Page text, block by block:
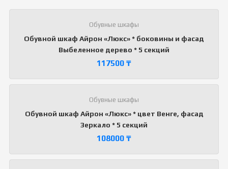
Обувные шкафы
Обувной шкаф Айрон «Люкс» * боковины и фасад
Выбеленное дерево * 5 секций
117500 ₸
Обувные шкафы
Обувной шкаф Айрон «Люкс» * цвет Венге, фасад
Зеркало * 5 секций
108000 ₸